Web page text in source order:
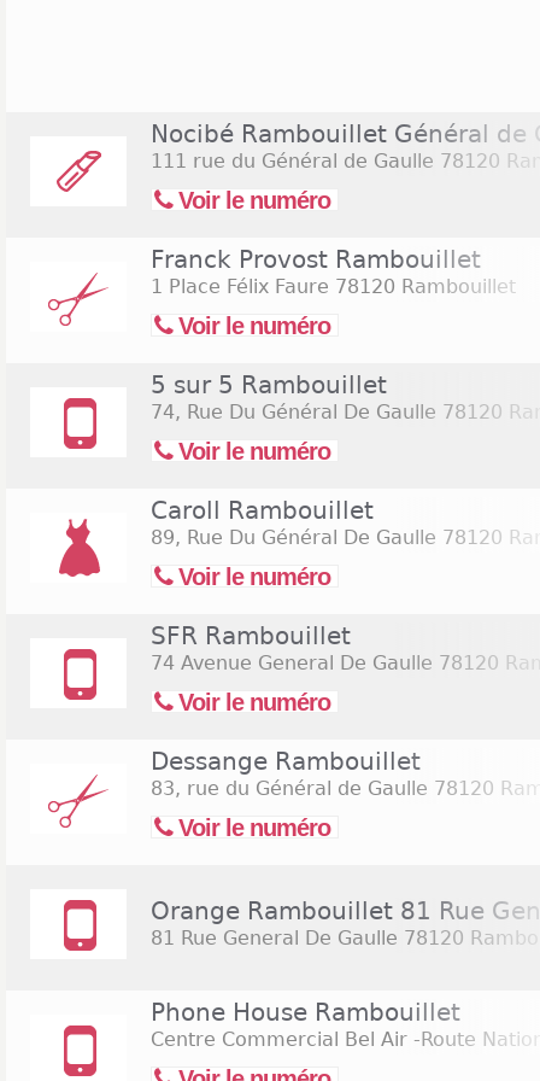
Zara. Ces boutiques sont ouvertes du lundi au
que l'hypermarché lui est ouvert de 09h00 à 21h30.
Nocibé Rambouillet Général de
111 rue du Général de Gaulle 78120
Voir le numéro
Franck Provost Rambouillet
1 Place Félix Faure 78120 Rambouillet
Voir le numéro
5 sur 5 Rambouillet
74, Rue Du Général De Gaulle 78120
Voir le numéro
Caroll Rambouillet
89, Rue Du Général De Gaulle 78120
Voir le numéro
SFR Rambouillet
74 Avenue General De Gaulle 78120
Voir le numéro
Dessange Rambouillet
83, rue du Général de Gaulle 78120
Voir le numéro
Orange Rambouillet 81 Rue
81 Rue General De Gaulle 78120
Phone House Rambouillet
Centre Commercial Bel Air -Route